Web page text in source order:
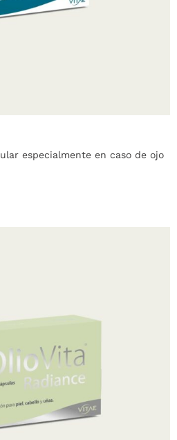
especialmente en caso de ojo